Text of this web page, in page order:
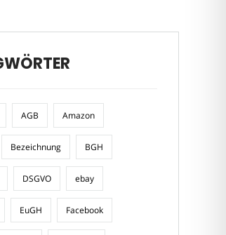
AGB Amazon
Bezeichnung BGH
DSGVO ebay
EuGH Facebook